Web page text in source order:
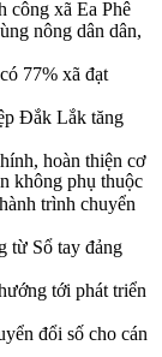
công xã Ea Phê
nông dân dân,
77% xã đạt
Đắk Lắk tăng
hoàn thiện cơ
trình chuyển
từ Sổ tay đảng
tới phát triển
đổi số cho cán
không phụ thuộc